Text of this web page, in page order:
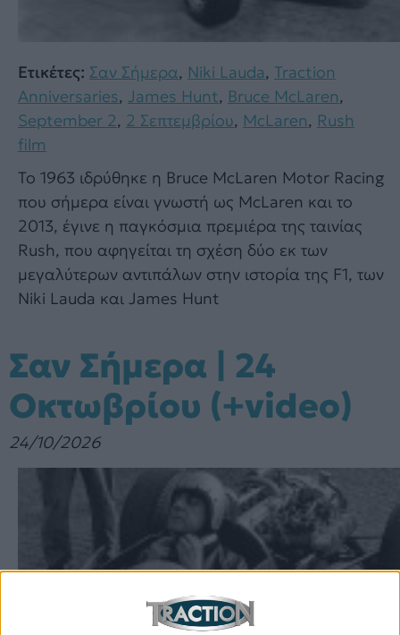
Ετικέτες: Σαν Σήμερα, Niki Lauda, Traction
Anniversaries, James Hunt, Bruce McLaren,
September 2, 2 Σεπτεμβρίου, McLaren, Rush
film
To 1963 ιδρύθηκε η Bruce McLaren Motor Racing
που σήμερα είναι γνωστή ως McLaren και το
2013, έγινε η παγκόσμια πρεμιέρα της ταινίας
Rush, που αφηγείται τη σχέση δύο εκ των
μεγαλύτερων αντιπάλων στην ιστορία της F1, των
Niki Lauda και James Hunt
Σαν Σήμερα | 24
Οκτωβρίου (+video)
24/10/2026